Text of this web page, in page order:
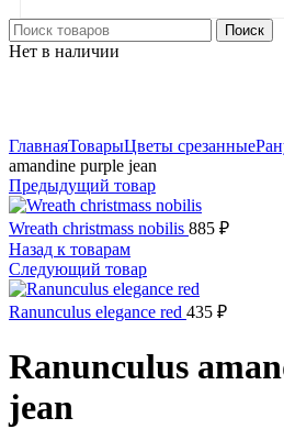
Поиск
Нет в наличии
ГлавнаяТоварыЦветы срезанные
amandine purple jean
Предыдущий товар
Wreath christmass nobilis 885 ₽
Назад к товарам
Следующий товар
Ranunculus elegance red 435 ₽
Ranunculus
jean